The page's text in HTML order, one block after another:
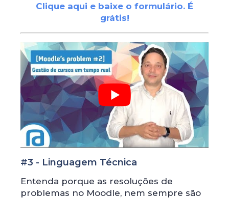
Clique aqui e baixe o formulário. É
grátis!
#3 - Linguagem Técnica
Entenda porque as resoluções de
problemas no Moodle, nem sempre são